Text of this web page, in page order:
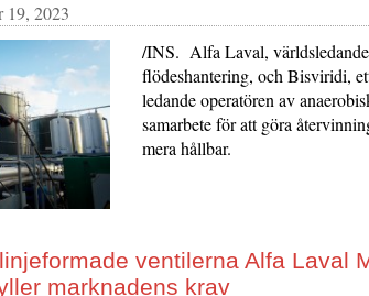
19, 2023
/INS. Alfa Laval,
flödeshantering, och Bisviridi,
ledande operatören av
samarbete för att göra
mera hållbar.
ventilerna Alfa Laval
marknadens krav